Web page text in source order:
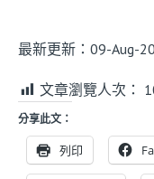
最新更新：09-Aug-
文章瀏覽人次：
分享此文：
列印